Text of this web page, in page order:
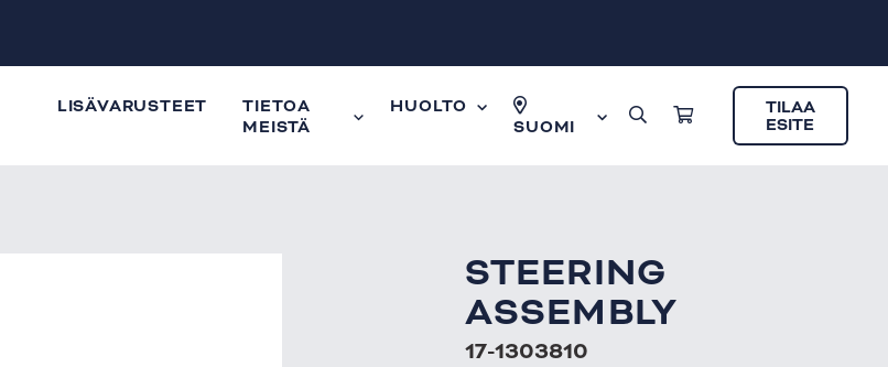
LISÄVARUSTEET
TIETOA
MEISTÄ
HUOLTO
SUOMI
TILAA
ESITE
STEERING
ASSEMBLY
17-1303810